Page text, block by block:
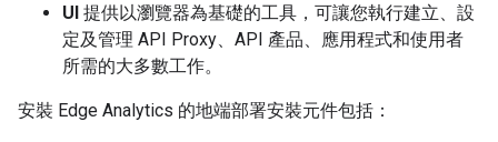
UI 提供以瀏覽器為基礎的工具，可讓您執行建立、設
定及管理 API Proxy、API 產品、應用程式和使用者
所需的大多數工作。
安裝 Edge Analytics 的地端部署安裝元件包括：